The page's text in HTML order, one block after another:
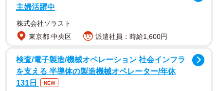
売られているのは「とうもろこし」、だけど袋には「みずな」の表記
が。 ※リットル（丸岡しょうへい）さん提供
主婦活躍中
株式会社ソラスト
東京都 中央区
派遣社員：時給1,600円
検査/電子製造/機械オペレーション 社会インフラ
を支える 半導体の製造機械オペレーター/年休
131日
NEW